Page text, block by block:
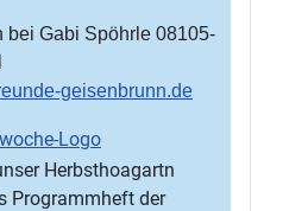
bei Gabi Spöhrle 08105-
geisenbrunn.de
Herbsthoagartn
Programmheft der